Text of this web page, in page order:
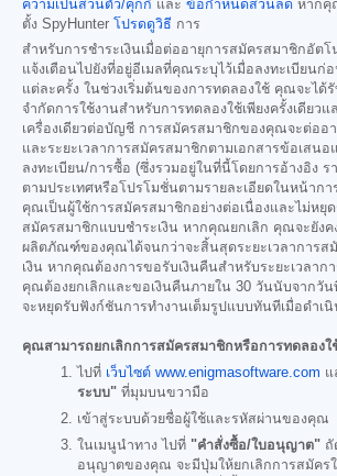
ความเป็นส่วนตัว/คุกกี้ และ ข้อกำหนดส่วนลด หากคุ
ตั้ง SpyHunter โปรดดูวิธี การ
สำหรับการชำระเงินเมื่อต่ออายุการสมัครสมาชิกอัตโ
แจ้งเตือนไปยังที่อยู่อีเมลที่คุณระบุไว้เมื่อลงทะเบียนก่
แต่ละครั้ง ในช่วงเริ่มต้นของการทดลองใช้ คุณจะได้รั
จำกัดการใช้งานสำหรับการทดลองใช้เพียงครั้งเดียว
เครื่องเดียวต่อบัญชี การสมัครสมาชิกของคุณจะต่ออ
และระยะเวลาการสมัครสมาชิกตามเอกสารข้อเสน
ลงทะเบียน/การซื้อ (ซึ่งรวมอยู่ในที่นี้โดยการอ้างอิง
ตามประเทศหรือโปรโมชั่นตามรายละเอียดในหน้ากา
คุณเป็นผู้ใช้การสมัครสมาชิกอย่างต่อเนื่องและไม่หยุ
สมัครสมาชิกแบบชำระเงิน หากคุณยกเลิก คุณจะยังค
ผลิตภัณฑ์ของคุณได้จนกว่าจะสิ้นสุดระยะเวลาการส
เงิน หากคุณต้องการขอรับเงินคืนสำหรับระยะเวลาก
คุณต้องยกเลิกและขอเงินคืนภายใน 30 วันนับจากวั
จะหยุดรับฟังก์ชันการทำงานเต็มรูปแบบทันทีเมื่อดำเนิ
คุณสามารถยกเลิกการสมัครสมาชิกหรือการทดลองใ
ไปที่ เว็บไซต์ www.enigmasoftware.com แ
ระบบ" ที่มุมบนขวามือ
เข้าสู่ระบบด้วยชื่อผู้ใช้และรหัสผ่านของคุณ
ในเมนูนำทาง ไปที่ "คำสั่งซื้อ/ใบอนุญาต" ถั
อนุญาตของคุณ จะมีปุ่มให้ยกเลิกการสมัคร